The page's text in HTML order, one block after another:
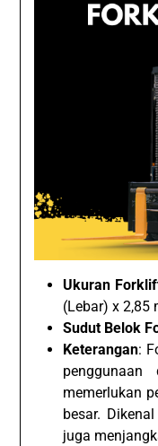
Ukuran
(Lebar) x 2,85
Sudut Belok
Keterangan:
memerlukan
besar.
juga